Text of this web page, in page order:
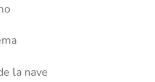
la nave